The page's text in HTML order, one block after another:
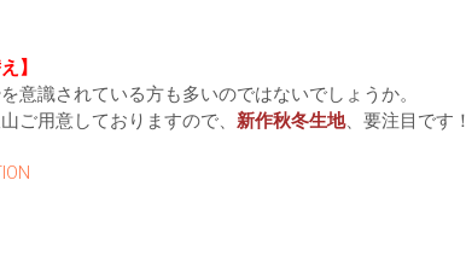
】
を意識されている方も多いのではないでしょうか。
ご用意しておりますので、 新作秋冬生地、要注目です！